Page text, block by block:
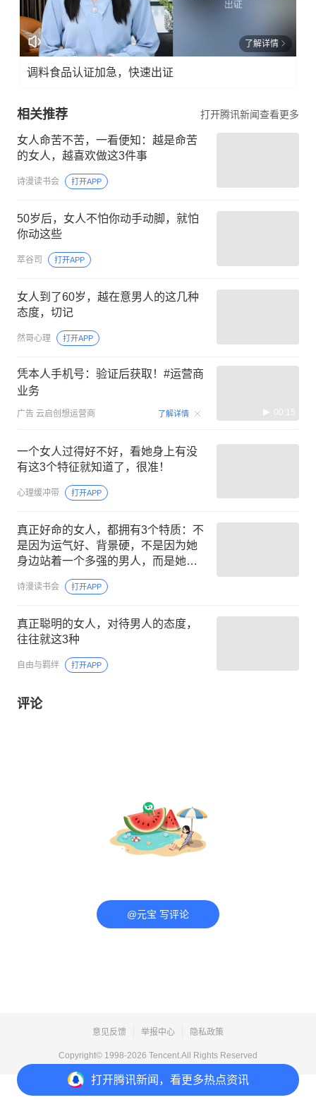
打开腾讯新闻，看更多热点资讯
了解详情
调料食品认证加急，快速出证
相关推荐 打开腾讯新闻查看更多
女人命苦不苦，一看便知：越是命苦
的女人，越喜欢做这3件事
诗漫读书会 打开APP
50岁后，女人不怕你动手动脚，就怕
你动这些
萃谷司 打开APP
女人到了60岁，越在意男人的这几种
态度，切记
然哥心理 打开APP
凭本人手机号：验证后获取！#运营商
业务
广告 云启创想运营商 了解详情 00:15
一个女人过得好不好，看她身上有没
有这3个特征就知道了，很准！
心理缓冲带 打开APP
真正好命的女人，都拥有3个特质：不
是因为运气好、背景硬，不是因为她
身边站着一个多强的男人，而是她自
己先站稳了人生的位置
诗漫读书会 打开APP
真正聪明的女人，对待男人的态度，
往往就这3种
自由与羁绊 打开APP
评论
@元宝 写评论
意见反馈 举报中心 隐私政策
Copyright© 1998-2026 Tencent.All Rights Reserved